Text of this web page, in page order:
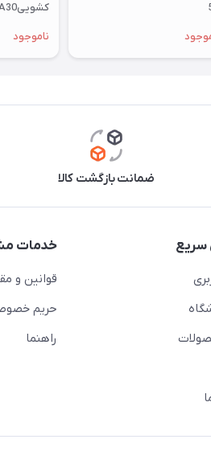
کشوییA20/A30
ناموجود
ضمانت بازگشت کالا
خدمات
قوانین و
حریم
راهنما